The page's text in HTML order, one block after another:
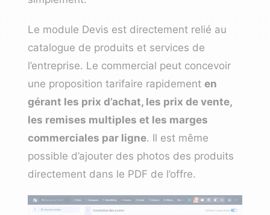
Le module Devis est directement relié au
catalogue de produits et services de
l’entreprise. Le commercial peut concevoir
une proposition tarifaire rapidement en
gérant les prix d’achat, les prix de vente,
les remises multiples et les marges
commerciales par ligne. Il est même
possible d’ajouter des photos des produits
directement dans le PDF de l’offre.